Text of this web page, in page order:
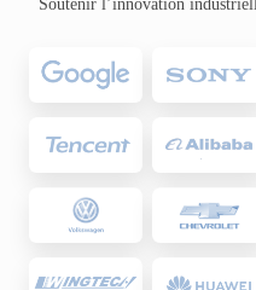
Soutenir l’innovation